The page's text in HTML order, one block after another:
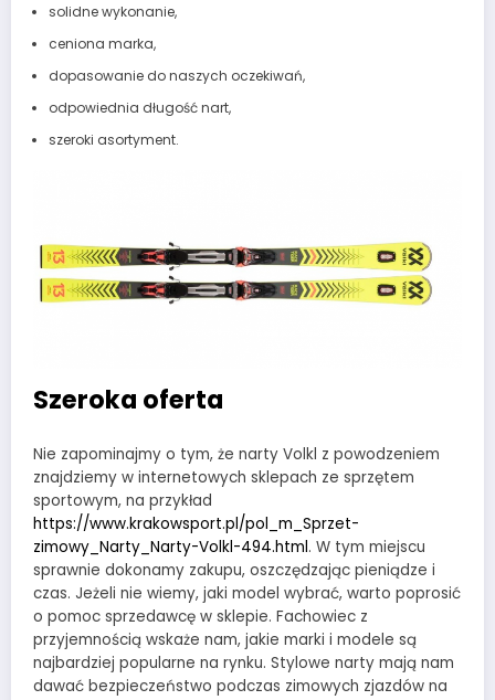
solidne wykonanie,
ceniona marka,
dopasowanie do naszych oczekiwań,
odpowiednia długość nart,
szeroki asortyment.
Szeroka oferta
Nie zapominajmy o tym, że narty Volkl z powodzeniem
znajdziemy w internetowych sklepach ze sprzętem
sportowym, na przykład
https://www.krakowsport.pl/pol_m_Sprzet-
zimowy_Narty_Narty-Volkl-494.html. W tym miejscu
sprawnie dokonamy zakupu, oszczędzając pieniądze i
czas. Jeżeli nie wiemy, jaki model wybrać, warto poprosić
o pomoc sprzedawcę w sklepie. Fachowiec z
przyjemnością wskaże nam, jakie marki i modele są
najbardziej popularne na rynku. Stylowe narty mają nam
dawać bezpieczeństwo podczas zimowych zjazdów na